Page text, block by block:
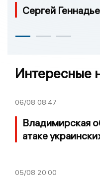
Сергей
Интересные
06/08 08:47
Владимирская
атаке
05/08 20:00